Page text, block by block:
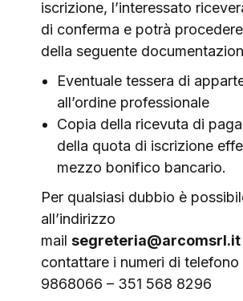
iscrizione, l’interessato
di conferma e potrà
della seguente
Eventuale tessera di
all’ordine professionale
Copia della ricevuta di
della quota di iscrizione
mezzo bonifico bancario.
Per qualsiasi dubbio è
all’indirizzo
mailsegreteria@arcomsrl.it
contattare i numeri di telefono
9868066 – 351 568 8296